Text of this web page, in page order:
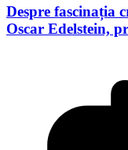
Despre fascinația
Oscar Edelstein,